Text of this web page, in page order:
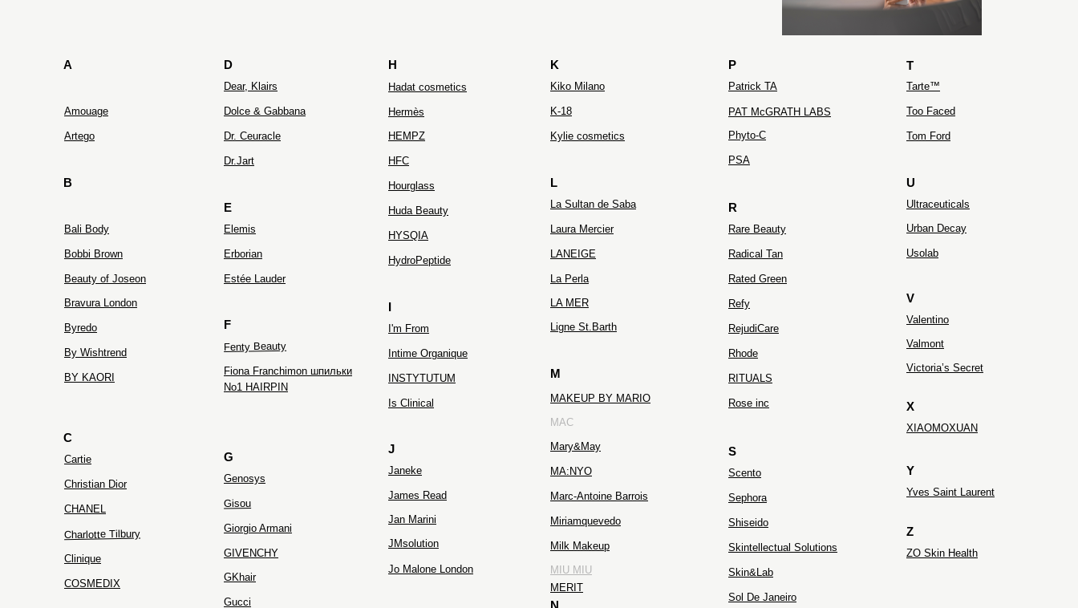
Genosys
Ligne St.Barth
Dr. Ceuracle
Elemis Urban Decay
Estée Lauder
Gucci
Too Faced
Valentino
Usolab
Jan Marini
HYSQIA
Yves Saint Laurent
COSMEDIX
MA:NYO
Tarte™
Sol De Janeiro
Tom Ford
Shiseido
Rose inc
Kiko Milano
Rare Beauty
BY KAORI
Radical Tan
JMsolution
Phyto-C
Fiona Franchimon шпильки
No1 HAIRPIN
Intime Organique
INSTYTUTUM
Mary&May
Huda Beauty
Fenty Beauty
Erborian
Dr.Jart
K-18
Gisou
Dolce & Gabbana
PSA
Rated Green
Skintellectual Solutions
Miriamquevedo
Hourglass
Laura Mercier
Hadat cosmetics
RejudiCare
James Read
Is Clinical
La Sultan de Saba
XIAOMOXUAN
Valmont
LANEIGE
Christian Dior
Charlotte Tilbury
CHANEL
Bali Body
HydroPeptide
Hermès
Artego
MERIT
GKhair
Kylie cosmetics
Janeke
Cartie
By Wishtrend
Byredo
Bravura London
Bobbi Brown
Amouage
Dear, Klairs
Clinique
Giorgio Armani
HFC
I'm From
La Perla
Marc-Antoine Barrois
Milk Makeup
Refy
Rhode
Scento
Sephora
Skin&Lab
Jo Malone London
ZO Skin Health
RITUALS
Patrick TA
A
B
C
D
E
F
G
H
I
J
K
L
M
P
S
R
T
U
V
X
Y
Z
HEMPZ
Victoria’s Secret
MAKEUP BY MARIO
Beauty of Joseon
GIVENCHY
LA MER
MAC
MIU MIU
PAT McGRATH LABS
Ultraceuticals